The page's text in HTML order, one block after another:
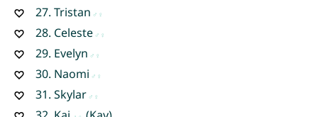
27. Tristan
28. Celeste
29. Evelyn
30. Naomi
31. Skylar